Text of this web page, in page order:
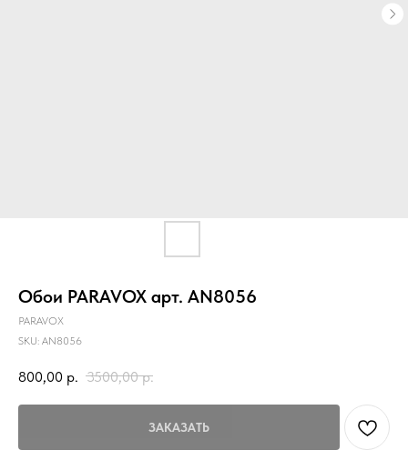
Обои PARAVOX арт. AN8056
PARAVOX
SKU: AN8056
800,00 р. 3500,00 р.
ЗАКАЗАТЬ